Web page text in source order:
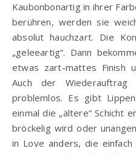
Kaubonbonartig in ihrer
berühren, werden sie
absolut hauchzart. Die
„geleeartig“. Dann
etwas zart-mattes Finish
Auch der
problemlos. Es gibt
einmal die „ältere“ Schicht
bröckelig wird oder
in Love anders, die